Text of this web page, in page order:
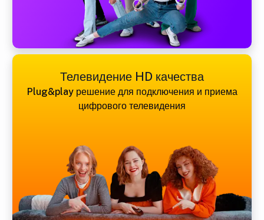
Телевидение HD качества
Plug&play решение для подключения и приема
цифрового телевидения